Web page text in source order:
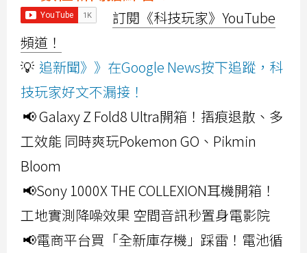
訂閱《科技玩家》YouTube
頻道！
💡 追新聞》》在Google News按下追蹤，科
技玩家好文不漏接！
📢 Galaxy Z Fold8 Ultra開箱！摺痕退散、多
工效能 同時爽玩Pokemon GO、Pikmin
Bloom
📢Sony 1000X THE COLLEXION耳機開箱！
工地實測降噪效果 空間音訊秒置身電影院
📢電商平台買「全新庫存機」踩雷！電池循